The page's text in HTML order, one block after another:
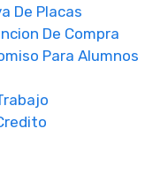
De Placas
De Compra
Para Alumnos